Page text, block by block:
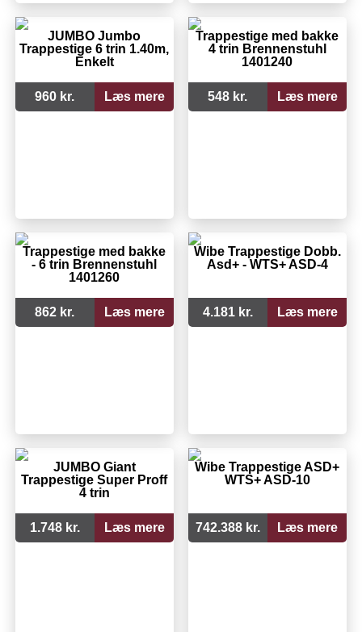
JUMBO Jumbo
Trappestige 6 trin 1.40m,
Enkelt
960 kr. Læs mere
Trappestige med bakke
4 trin Brennenstuhl
1401240
548 kr. Læs mere
Trappestige med bakke
- 6 trin Brennenstuhl
1401260
862 kr. Læs mere
Wibe Trappestige Dobb.
Asd+ - WTS+ ASD-4
4.181 kr. Læs mere
JUMBO Giant
Trappestige Super Proff
4 trin
1.748 kr. Læs mere
Wibe Trappestige ASD+
WTS+ ASD-10
742.388 kr. Læs mere